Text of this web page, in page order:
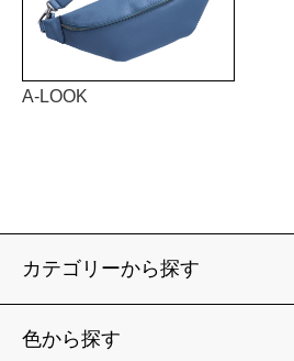
A-LOOK
カテゴリーから探す
色から探す